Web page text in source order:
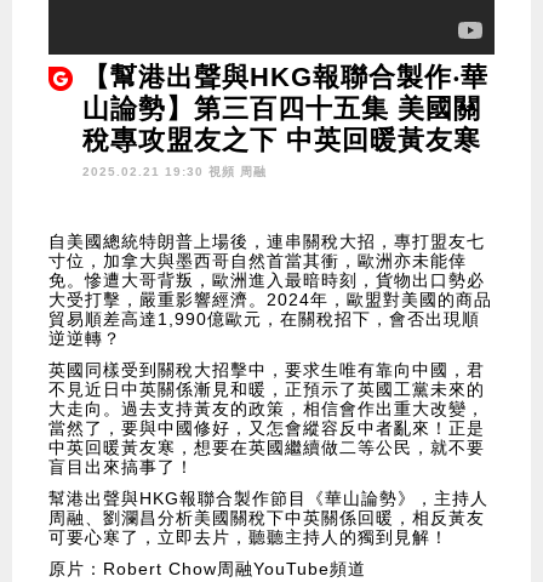
【幫港出聲與HKG報聯合製作‧華
山論勢】第三百四十五集 美國關
稅專攻盟友之下 中英回暖黃友寒
2025.02.21 19:30 視頻 周融
自美國總統特朗普上場後，連串關稅大招，專打盟友七
寸位，加拿大與墨西哥自然首當其衝，歐洲亦未能倖
免。慘遭大哥背叛，歐洲進入最暗時刻，貨物出口勢必
大受打擊，嚴重影響經濟。2024年，歐盟對美國的商品
貿易順差高達1,990億歐元，在關稅招下，會否出現順
逆逆轉？
英國同樣受到關稅大招擊中，要求生唯有靠向中國，君
不見近日中英關係漸見和暖，正預示了英國工黨未來的
大走向。過去支持黃友的政策，相信會作出重大改變，
當然了，要與中國修好，又怎會縱容反中者亂來！正是
中英回暖黃友寒，想要在英國繼續做二等公民，就不要
盲目出來搞事了！
幫港出聲與HKG報聯合製作節目《華山論勢》，主持人
周融、劉瀾昌分析美國關稅下中英關係回暖，相反黃友
可要心寒了，立即去片，聽聽主持人的獨到見解！
原片：Robert Chow周融YouTube頻道